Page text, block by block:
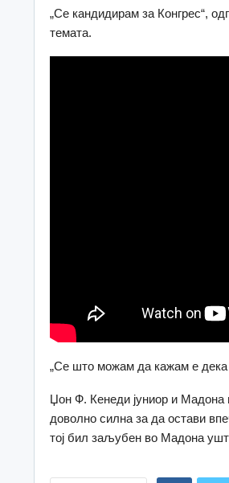
„Се кандидирам за Конгрес“,
темата.
„Се што можам да кажам е дека
Џон Ф. Кенеди јуниор и Мадона
доволно силна за да остави
тој бил заљубен во Мадона